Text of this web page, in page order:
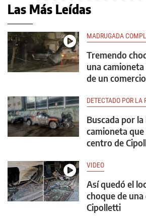
Las Más Leídas
MADRUGADA
Tremendo
una
de un comercio
DETECTADO POR LA
Buscada por la
camioneta
centro de
VIDEO
Así quedó el
choque de
Cipolletti